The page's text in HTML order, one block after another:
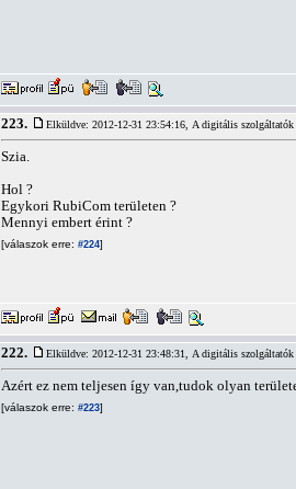
223. Elküldve: 2012-12-31 23:54:16, A digitális szolgáltatók
Szia.
Hol ?
Egykori RubiCom területen ?
Mennyi embert érint ?
[válaszok erre: #224]
222. Elküldve: 2012-12-31 23:48:31, A digitális szolgáltatók
Azért ez nem teljesen így van,tudok olyan
[válaszok erre: #223]